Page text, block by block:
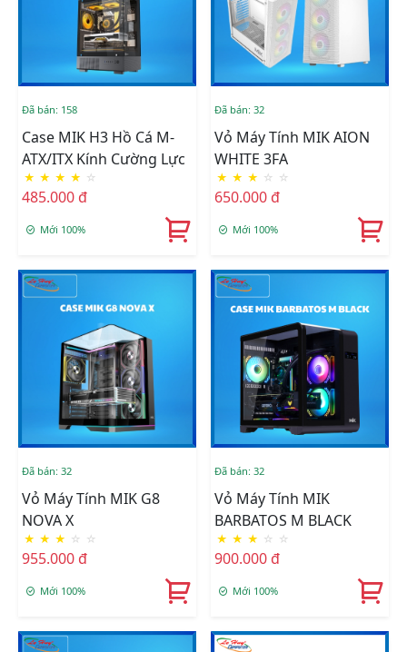
Đã bán: 158
Case MIK H3 Hồ Cá M-
ATX/ITX Kính Cường Lực
★ ★ ★ ★ ☆
485.000 đ
Mới 100%
Đã bán: 32
Vỏ Máy Tính MIK AION
WHITE 3FA
★ ★ ★ ☆ ☆
650.000 đ
Mới 100%
Đã bán: 32
Vỏ Máy Tính MIK G8
NOVA X
★ ★ ★ ☆ ☆
955.000 đ
Mới 100%
Đã bán: 32
Vỏ Máy Tính MIK
BARBATOS M BLACK
★ ★ ★ ☆ ☆
900.000 đ
Mới 100%